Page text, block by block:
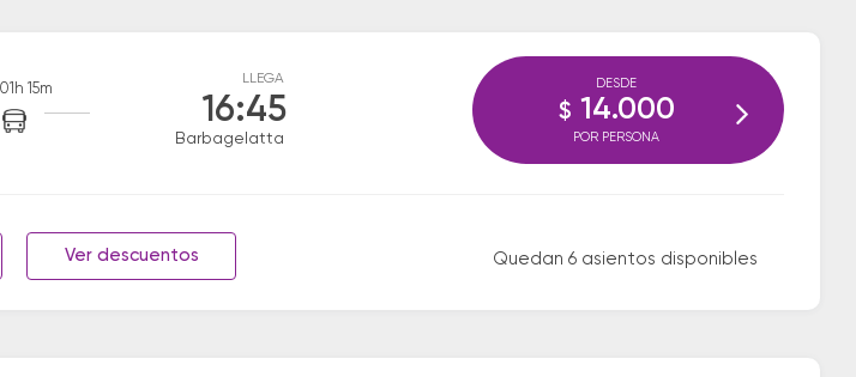
01h 15m
LLEGA
16:45
Barbagelatta
Ver descuentos Quedan 6 asientos disponibles
DESDE
$ 14.000
POR PERSONA